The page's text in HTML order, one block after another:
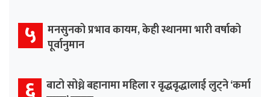
५ मनसुनको प्रभाव कायम, केही स्थानमा भारी वर्षाको
पूर्वानुमान
बाटो सोध्ने बहानामा महिला र वृद्धवृद्धालाई लुट्ने ‘कर्मा